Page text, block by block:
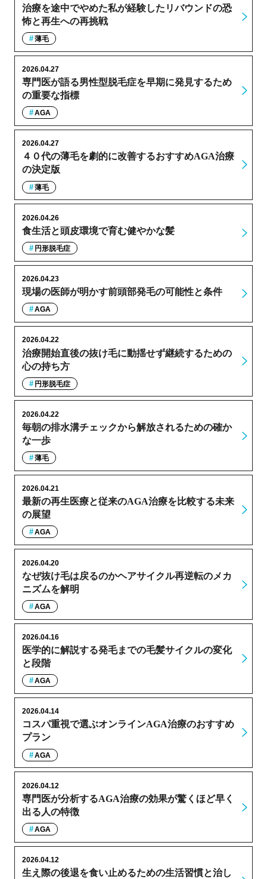
治療を途中でやめた私が経験したリバウンドの恐
怖と再生への再挑戦
薄毛
専門医が語る男性型脱毛症を早期に発見するため
の重要な指標
2026.04.27
AGA
４０代の薄毛を劇的に改善するおすすめAGA治療
の決定版
2026.04.27
薄毛
食生活と頭皮環境で育む健やかな髪
2026.04.26
円形脱毛症
現場の医師が明かす前頭部発毛の可能性と条件
2026.04.23
AGA
治療開始直後の抜け毛に動揺せず継続するための
心の持ち方
2026.04.22
円形脱毛症
毎朝の排水溝チェックから解放されるための確か
な一歩
2026.04.22
薄毛
最新の再生医療と従来のAGA治療を比較する未来
の展望
2026.04.21
AGA
なぜ抜け毛は戻るのかヘアサイクル再逆転のメカ
ニズムを解明
2026.04.20
AGA
医学的に解説する発毛までの毛髪サイクルの変化
と段階
2026.04.16
AGA
コスパ重視で選ぶオンラインAGA治療のおすすめ
プラン
2026.04.14
AGA
専門医が分析するAGA治療の効果が驚くほど早く
出る人の特徴
2026.04.12
AGA
生え際の後退を食い止めるための生活習慣と治し
2026.04.12